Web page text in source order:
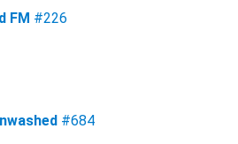
FM #226
#684